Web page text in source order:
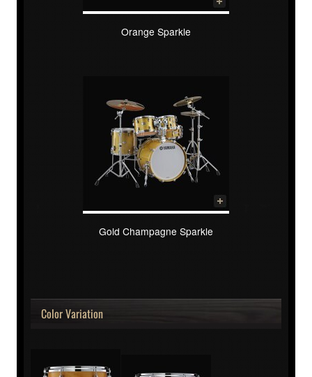
Orange Sparkle
Gold Champagne Sparkle
Color Variation